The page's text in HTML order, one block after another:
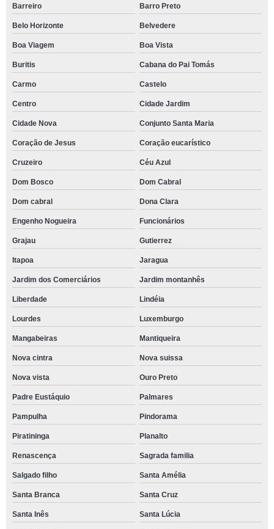
Barreiro Barro Preto
Belo Horizonte Belvedere
Boa Viagem Boa Vista
Buritis Cabana do Pai Tomás
Carmo Castelo
Centro Cidade Jardim
Cidade Nova Conjunto Santa Maria
Coração de Jesus Coração eucarístico
Cruzeiro Céu Azul
Dom Bosco Dom Cabral
Dom cabral Dona Clara
Engenho Nogueira Funcionários
Grajau Gutierrez
Itapoa Jaragua
Jardim dos Comerciários Jardim montanhês
Liberdade Lindéia
Lourdes Luxemburgo
Mangabeiras Mantiqueira
Nova cintra Nova suissa
Nova vista Ouro Preto
Padre Eustáquio Palmares
Pampulha Pindorama
Piratininga Planalto
Renascença Sagrada familia
Salgado filho Santa Amélia
Santa Branca Santa Cruz
Santa Inês Santa Lúcia